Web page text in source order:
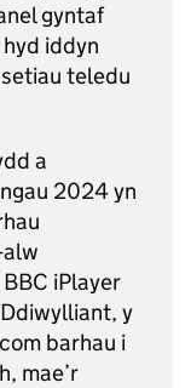
gyntaf
iddyn
teledu
a
2024 yn
iPlayer
y
barhau i
mae’r